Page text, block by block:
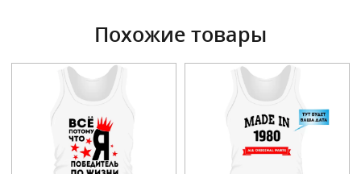
Похожие товары